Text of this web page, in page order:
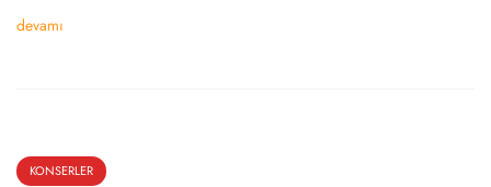
devamı
KONSERLER